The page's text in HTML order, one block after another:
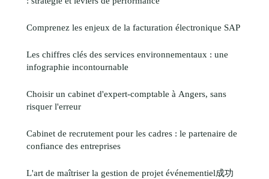
Comprenez les enjeux de la facturation électronique SAP
Les chiffres clés des services environnementaux : une
infographie incontournable
Choisir un cabinet d'expert-comptable à Angers, sans
risquer l'erreur
Cabinet de recrutement pour les cadres : le partenaire de
confiance des entreprises
L'art de maîtriser la gestion de projet événementiel成功